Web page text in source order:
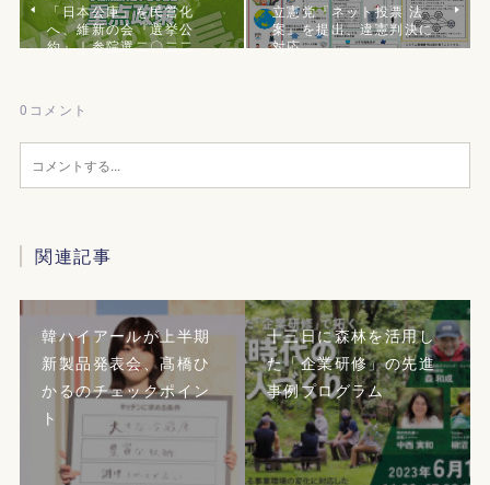
「日本公庫」を民営化
へ、維新の会『選挙公
約』｜参院選二〇二二
立憲党『ネット投票 法
案』を提出、違憲判決に
対応
0 コメント
関連記事
韓ハイアールが上半期
新製品発表会、髙橋ひ
かるのチェックポイン
ト
十三日に森林を活用し
た「企業研修」の先進
事例プログラム